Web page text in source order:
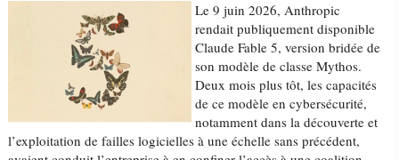
Le 9 juin 2026, Anthropic
rendait publiquement disponible
Claude Fable 5, version bridée de
son modèle de classe Mythos.
Deux mois plus tôt, les capacités
de ce modèle en cybersécurité,
notamment dans la découverte et
l’exploitation de failles logicielles à une échelle sans précédent,